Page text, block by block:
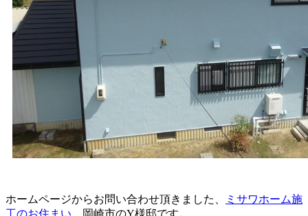
ホームページからお問い合わせ頂きました、
ミサワホーム施
工のお住まい 、岡崎市のY様邸です。